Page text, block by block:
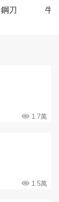
鋼刀 牛
1.7萬
1.5萬